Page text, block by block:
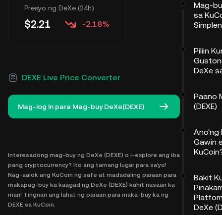
Presyo ng DeXe (24h)
$2.21 -2.18%
DEXE Live Price Converter
Mag-log In para Mag-buy DeXe(DEXE)
Interesadong mag-buy ng DeXe (DEXE) o i-explore ang iba
pang cryptocurrency? Ito ang tamang lugar para sa'yo!
Nag-aalok ang KuCoin ng safe at madadaling paraan para
makapag-buy ka kaagad ng DeXe (DEXE) kahit nasaan ka
man! Tingnan ang lahat ng paraan para maka-buy ka ng
DEXE sa KuCoin.
Mag-
sa
Piliin
DeXe
Paano
(DEXE)
Ano'ng
Gawin
Bakit
DeXe